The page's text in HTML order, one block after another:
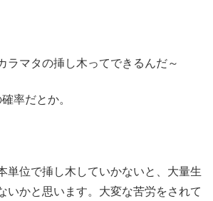
ラマタの挿し木ってできるんだ～
率だとか。
単位で挿し木していかないと、大量生
いかと思います。大変な苦労をされて